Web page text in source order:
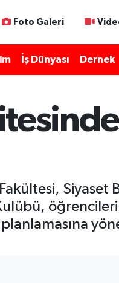
Foto Galeri
İş Dünyası Dernek
Siyaset